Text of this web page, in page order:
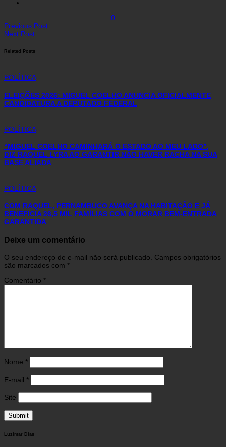
0
Previous Post
Next Post
Related Posts
POLÍTICA
ELEIÇÕES 2026: MIGUEL COELHO ANUNCIA OFICIALMENTE
CANDIDATURA A DEPUTADO FEDERAL
POLÍTICA
“MIGUEL COELHO CAMINHARÁ O ESTADO AO MEU LADO”,
DIZ RAQUEL LYRA AO GARANTIR NÃO HAVER RACHA NA SUA
BASE ALIADA
POLÍTICA
COM RAQUEL, PERNAMBUCO AVANÇA NA HABITAÇÃO E JÁ
BENEFICIA 26,5 MIL FAMÍLIAS COM O MORAR BEM-ENTRADA
GARANTIDA
Deixe um comentário
O seu endereço de e-mail não será publicado. Campos obrigatórios
são marcados com *
Comentário *
Nome *
E-mail *
Site
Luzimar Dias